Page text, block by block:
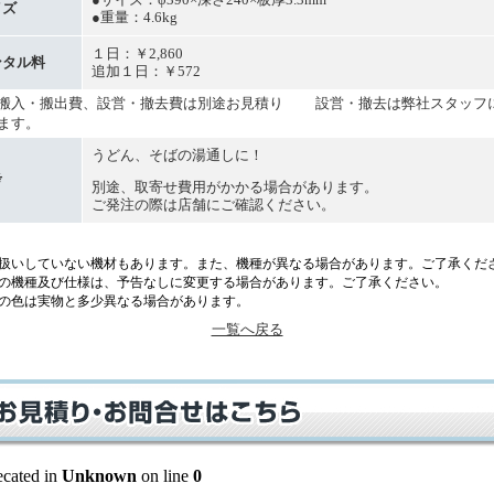
●重量：4.6kg
ル料
１日：￥2,860
追加１日：￥572
・搬出費、設営・撤去費は別途お見積り 設営・撤去は弊社スタッフ
す。
うどん、そばの湯通しに！
別途、取寄せ費用がかかる場合があります。
ご発注の際は店舗にご確認ください。
いしていない機材もあります。また、機種が異なる場合があります。ご了承くだ
機種及び仕様は、予告なしに変更する場合があります。ご了承ください。
色は実物と多少異なる場合があります。
一覧へ戻る
in Unknown on line 0